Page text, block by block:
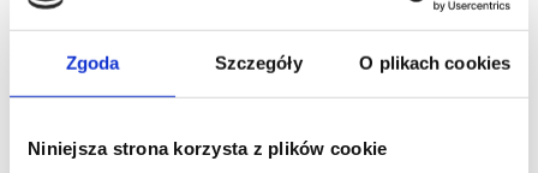
Zgoda Szczegóły O plikach cookies
Niniejsza strona korzysta z plików cookie